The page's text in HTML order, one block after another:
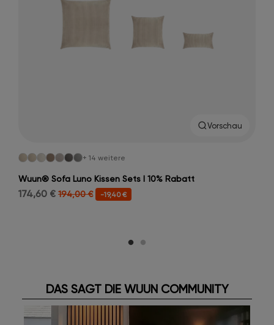
Vorschau
+ 14 weitere
Wuun® Sofa Luno Kissen Sets I 10% Rabatt
174,60 € 194,00 € -19,40 €
DAS SAGT DIE WUUN COMMUNITY